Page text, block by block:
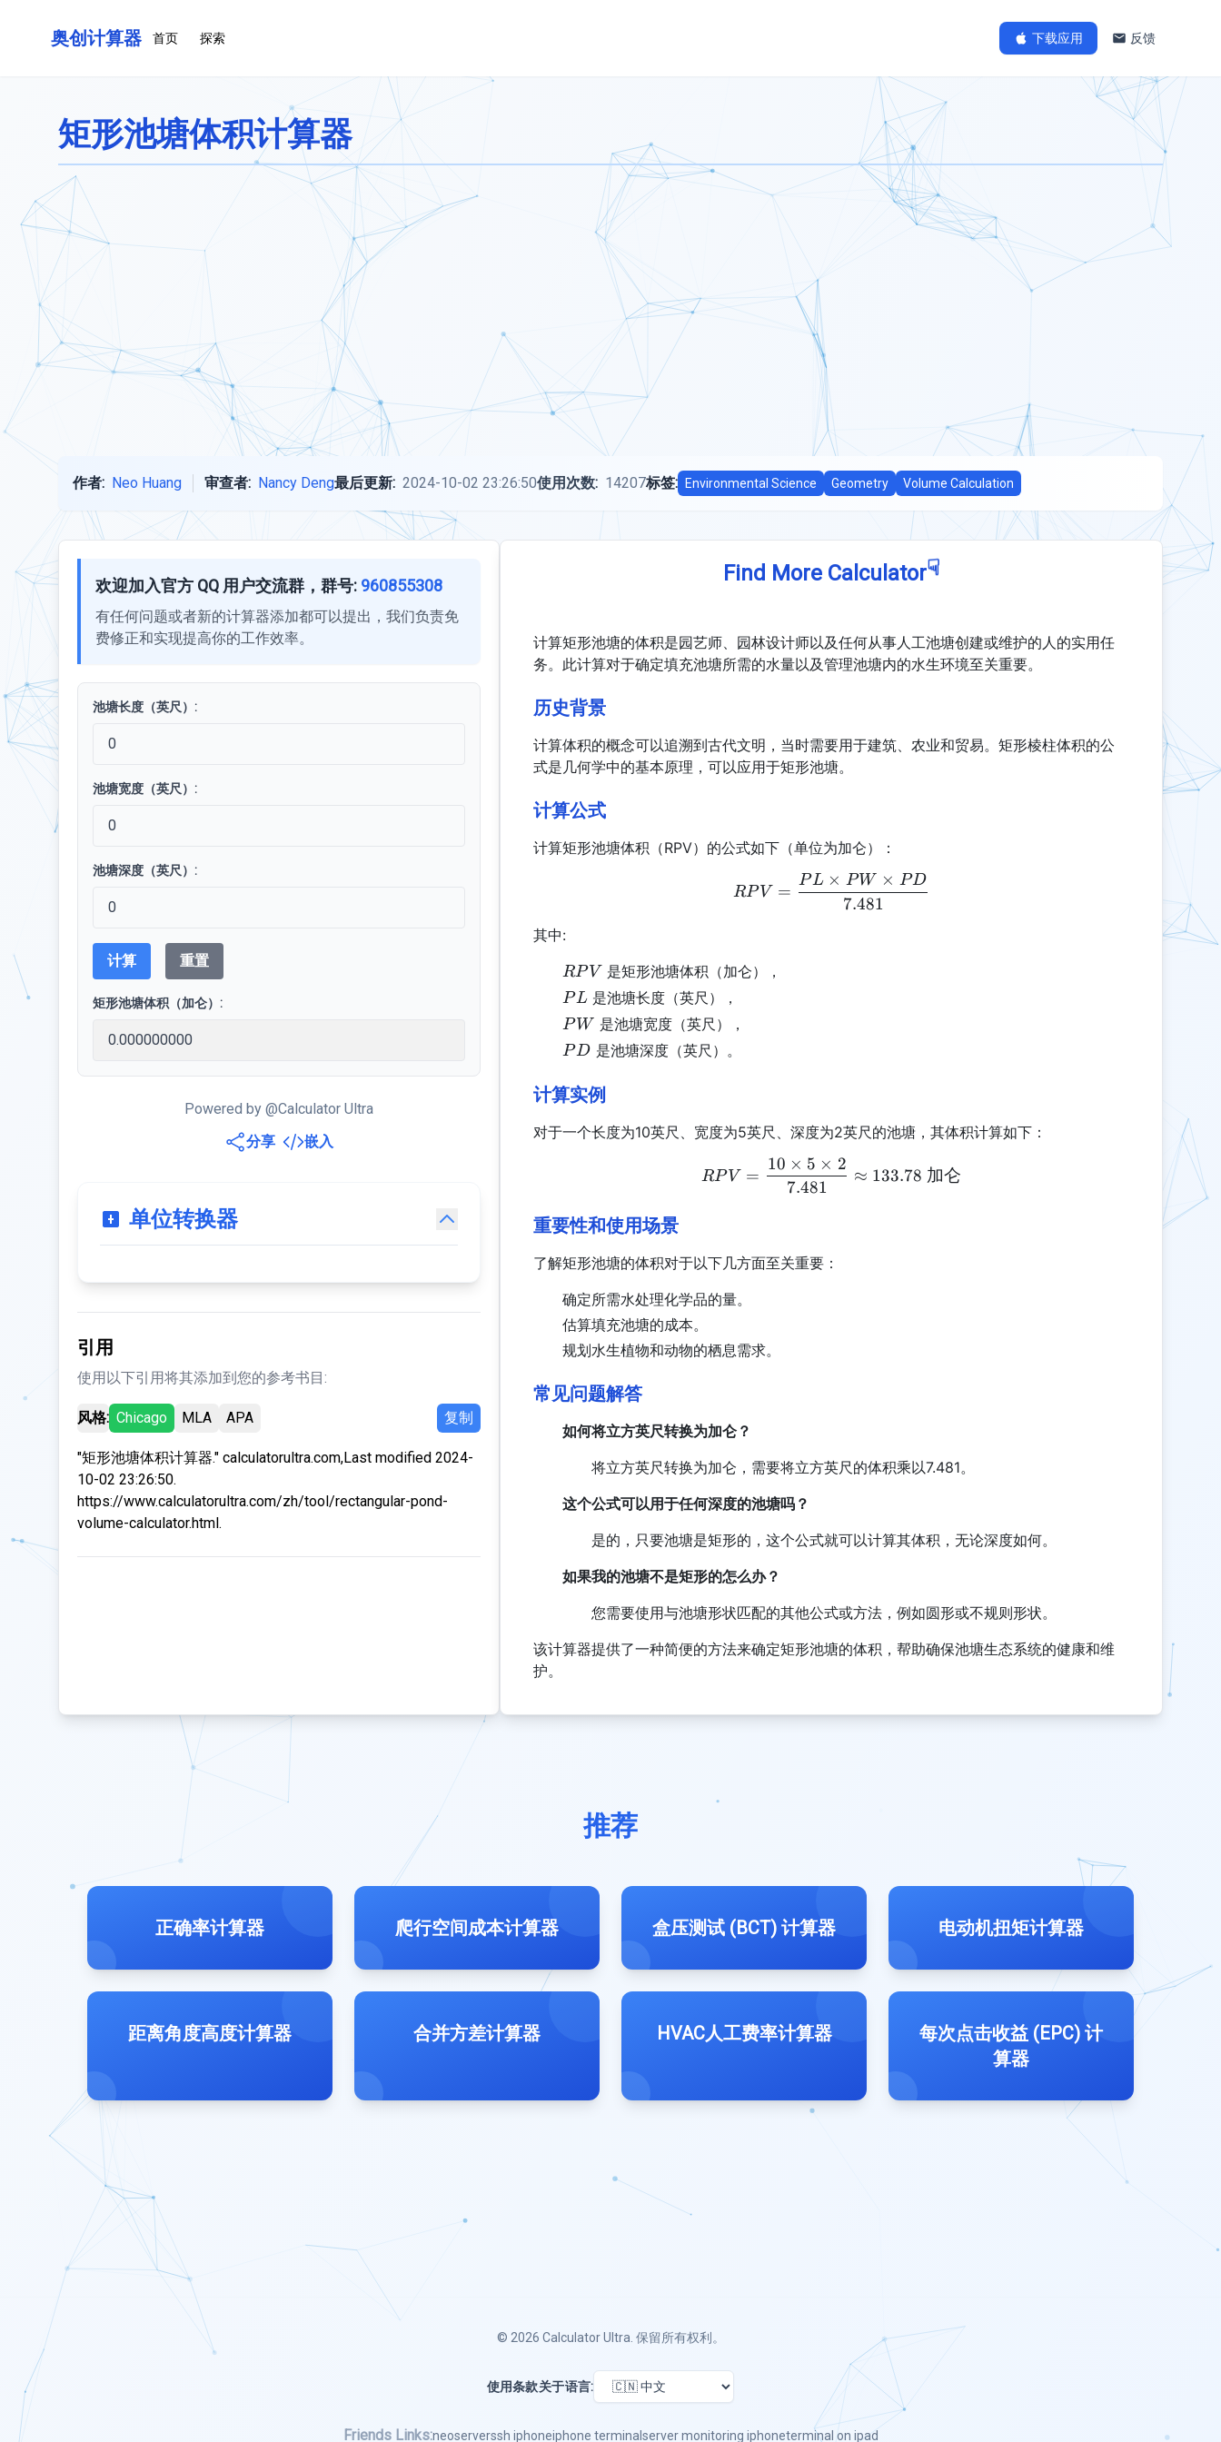
奥创计算器 首页 探索 下载应用 反馈
矩形池塘体积计算器
作者: Neo Huang 审查者: Nancy Deng最后更新: 2024-10-02 23:26:50使用次数: 14207标签: Environmental Science Geometry Volume Calculation
欢迎加入官方 QQ 用户交流群，群号: 960855308
有任何问题或者新的计算器添加都可以提出，我们负责免
费修正和实现提高你的工作效率。
池塘长度（英尺）:
池塘宽度（英尺）:
池塘深度（英尺）:
计算 重置
矩形池塘体积（加仑）:
Powered by @Calculator Ultra
分享
嵌入
单位转换器
引用
使用以下引用将其添加到您的参考书目:
风格: Chicago MLA APA 复制
"矩形池塘体积计算器." calculatorultra.com,Last modified 2024-
10-02 23:26:50.
https://www.calculatorultra.com/zh/tool/rectangular-pond-
volume-calculator.html.
Find More Calculator☟
计算矩形池塘的体积是园艺师、园林设计师以及任何从事人工池塘创建或维护的人的实用任
务。此计算对于确定填充池塘所需的水量以及管理池塘内的水生环境至关重要。
历史背景
计算体积的概念可以追溯到古代文明，当时需要用于建筑、农业和贸易。矩形棱柱体积的公
式是几何学中的基本原理，可以应用于矩形池塘。
计算公式
计算矩形池塘体积（RPV）的公式如下（单位为加仑）：
RPV = \frac{PL \times PW \times PD}{7.481}
RPV =
7.481
PL × PW × PD
其中:
RPV
RP V 是矩形池塘体积（加仑），
PL
PL 是池塘长度（英尺），
PW
P W 是池塘宽度（英尺），
PD
PD 是池塘深度（英尺）。
计算实例
对于一个长度为10英尺、宽度为5英尺、深度为2英尺的池塘，其体积计算如下：
RPV = \frac{10 \times 5 \times 2}{7.481}
RPV =
7.481
10 × 5 × 2
≈ 133.78 加仑
重要性和使用场景
了解矩形池塘的体积对于以下几方面至关重要：
确定所需水处理化学品的量。
估算填充池塘的成本。
规划水生植物和动物的栖息需求。
常见问题解答
如何将立方英尺转换为加仑？
将立方英尺转换为加仑，需要将立方英尺的体积乘以7.481。
这个公式可以用于任何深度的池塘吗？
是的，只要池塘是矩形的，这个公式就可以计算其体积，无论深度如何。
如果我的池塘不是矩形的怎么办？
您需要使用与池塘形状匹配的其他公式或方法，例如圆形或不规则形状。
该计算器提供了一种简便的方法来确定矩形池塘的体积，帮助确保池塘生态系统的健康和维
护。
推荐
正确率计算器 爬行空间成本计算器 盒压测试 (BCT) 计算器 电动机扭矩计算器
距离角度高度计算器 合并方差计算器 HVAC人工费率计算器
每次点击收益 (EPC) 计
算器
© 2026 Calculator Ultra . 保留所有权利。
使用条款关于语言:
Friends Links:neoserverssh iphoneiphone terminal server monitoring iphoneterminal on ipad